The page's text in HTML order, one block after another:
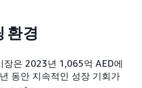
환경
장은 2023년 1,065억 AED에
동안 지속적인 성장 기회가